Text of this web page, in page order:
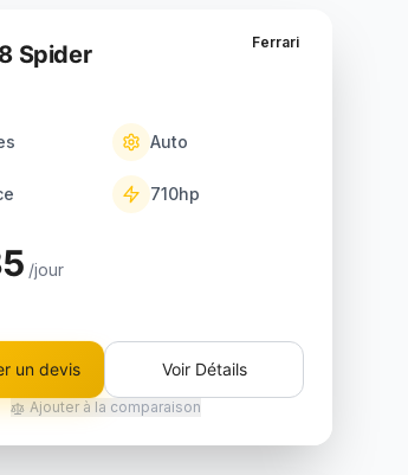
Ferrari
Spider
Auto
710hp
/jour
un devis Voir Détails
Ajouter à la comparaison